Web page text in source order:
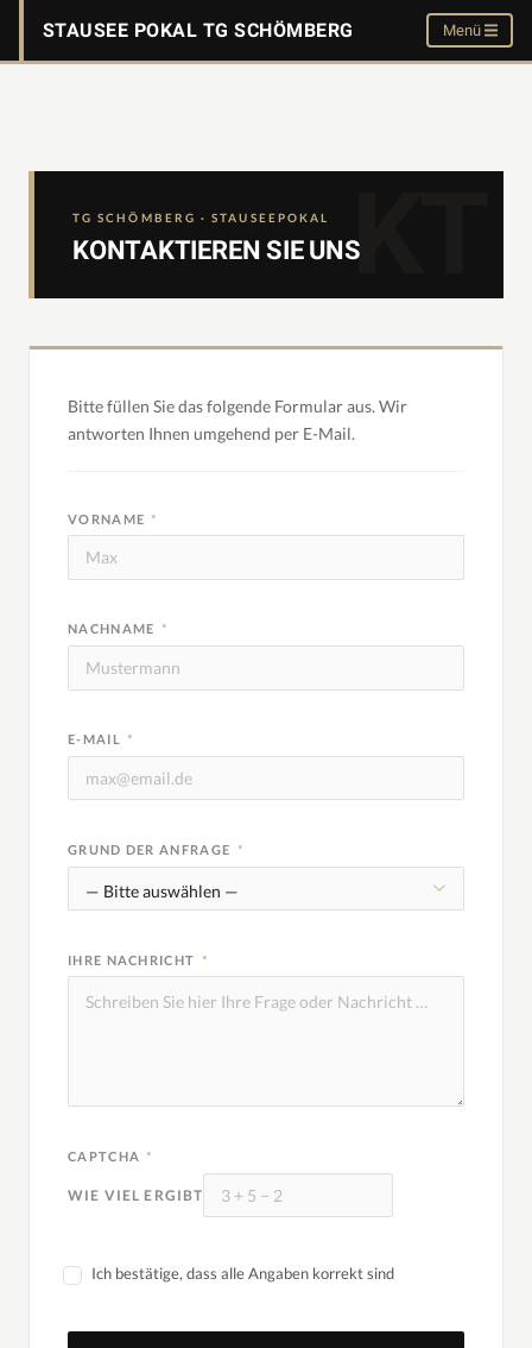
STAUSEE POKAL TG SCHÖMBERG Menü
TG SCHÖMBERG · STAUSEEPOKAL
KONTAKTIEREN SIE UNS
Bitte füllen Sie das folgende Formular aus. Wir
antworten Ihnen umgehend per E-Mail.
VORNAME *
NACHNAME *
E-MAIL *
GRUND DER ANFRAGE *
IHRE NACHRICHT *
CAPTCHA *
WIE VIEL ERGIBT
Ich bestätige, dass alle Angaben korrekt sind